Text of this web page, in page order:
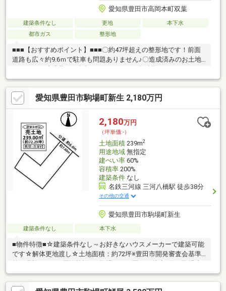
愛知県豊田市高岡本町双葉
建築条件なし 更地
本下水
都市ガス
整形地
■■■【おすすめポイント】■■■〇約47坪超えの整形地です！前面
道路も広々約9.6ｍで駐車も問題ありません♪〇造成済みのお土地
シスまで車で約9分♪お気軽にお子様と遊びに、お買い物にもお出
かけいただけます。■■■【周辺環境】■■■堤小学校 徒歩約30分
前林中学校 徒歩約12分ファミリーマート 豊田高岡本町店 徒歩
約10分ドミー 若林店 徒歩約38分スギドラッグ堤本町店 徒歩約
30分■■■【ご内覧・ご来店 ご希望のお客様へ】■■■ご来店・ご
案内可能です！ご希望のお日にちをお気軽にご連絡ください♪
愛知県豊田市駒場町新生 2,180万円
2,180万円
（坪単価:-）
土地面積239m2
用途地域無指定
建ぺい率60%
容積率200%
建築条件なし
名鉄三河線 三河八橋駅 徒歩38分
その他の交通
愛知県豊田市駒場町新生
建築条件なし 本下水
■物件特徴■☆建築条件なし～お好きなハウスメーカーで建築可能
です☆解体更地渡し☆土地面積：約72坪※豊田市開発審査会基準
学校まで徒歩10分・前林中学校まで徒歩42分・ローソン 豊田駒新
町店まで徒歩8分・JAバンクあいち 駒場支店まで徒歩8分・セブ